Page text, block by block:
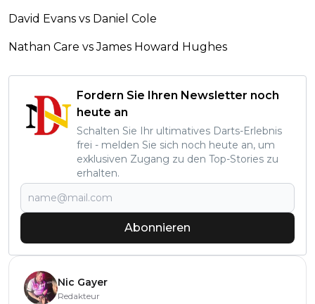
David Evans vs Daniel Cole
Nathan Care vs James Howard Hughes
Fordern Sie Ihren Newsletter noch
heute an
Schalten Sie Ihr ultimatives Darts-Erlebnis
frei - melden Sie sich noch heute an, um
exklusiven Zugang zu den Top-Stories zu
erhalten.
Abonnieren
Nic Gayer
Redakteur